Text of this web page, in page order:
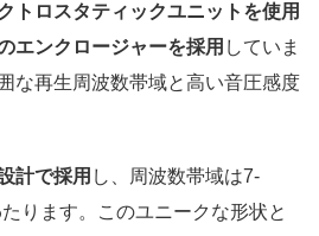
トロスタティックユニットを使用
エンクロージャーを採用 していま
な再生周波数帯域と高い音圧感度
計で採用 し、周波数帯域は7-
ります。このユニークな形状と